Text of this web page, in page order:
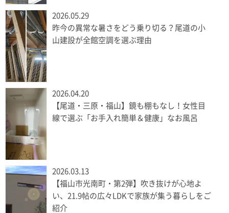
2026.05.29
昨今の異常な暑さをどう乗り切る？尾道の小
山建設が全館空調を選ぶ理由
2026.04.20
【尾道・三原・福山】鏡も棚もなし！女性目
線で選ぶ「お手入れ簡単＆健康」なお風呂
2026.03.13
【福山市光南町・第2弾】吹き抜けが心地よ
い、21.9帖の広々LDKで家族が集う暮らしをご
紹介